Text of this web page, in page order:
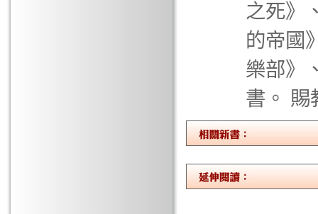
之死》
的帝國
樂部》
書。 賜